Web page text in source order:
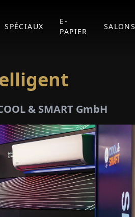
SPÉCIAUX
E-
PAPIER
SALONS
& SMART GmbH